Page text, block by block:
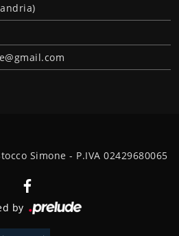
Simone - P.IVA 02429680065
by